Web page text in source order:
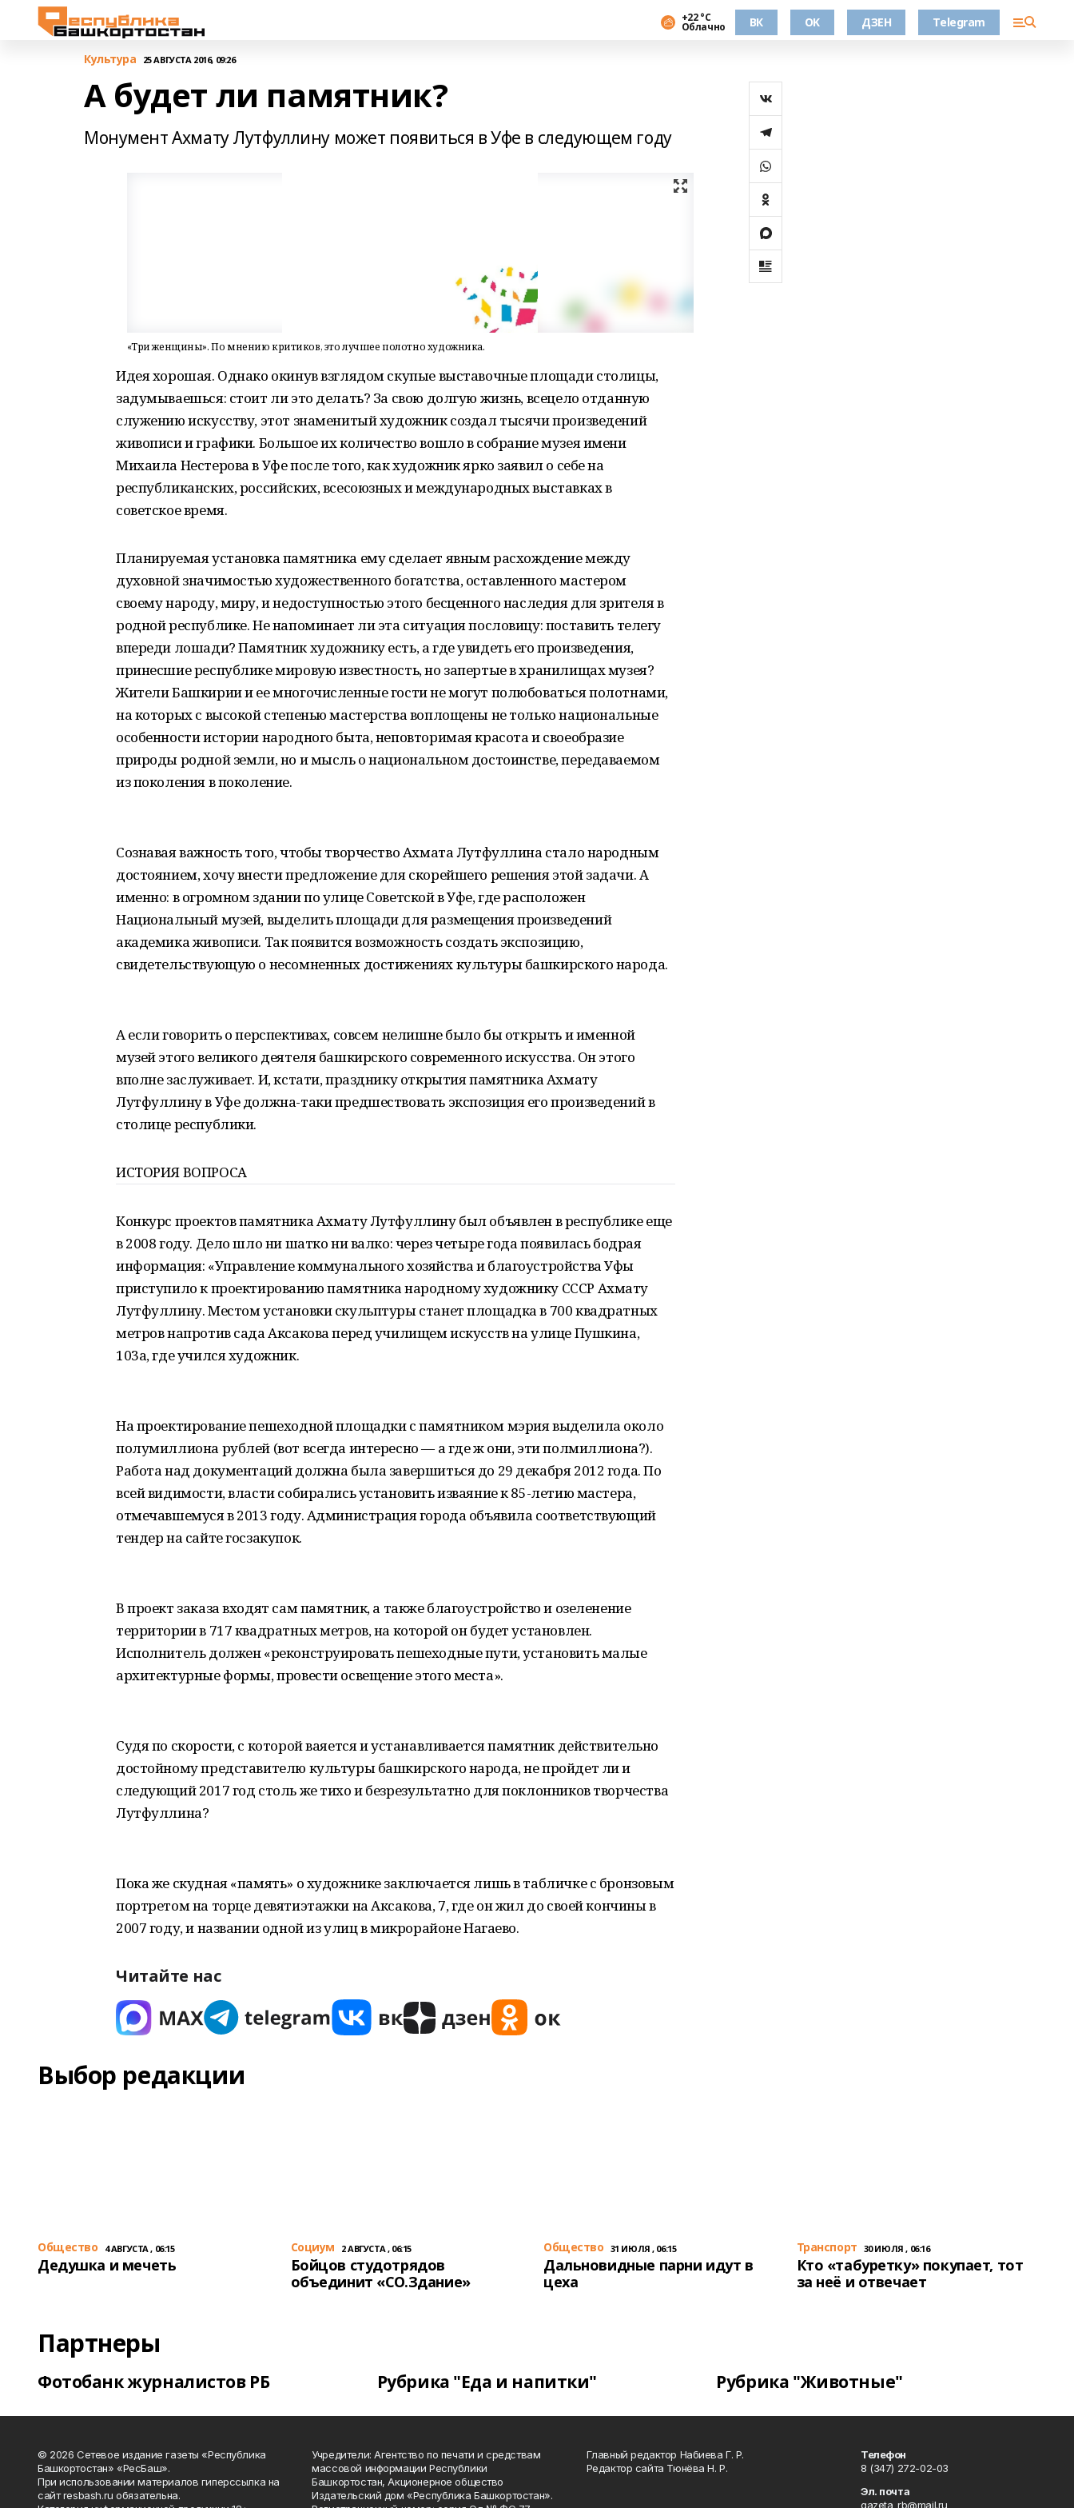
+22 °С
Облачно ВК OK ДЗЕН Telegram
Культура 25 АВГУСТА 2016, 09:26
А будет ли памятник?
Монумент Ахмату Лутфуллину может появиться в Уфе в следующем году
«Три женщины». По мнению критиков, это лучшее полотно художника.
Идея хорошая. Однако окинув взглядом скупые выставочные площади столицы,
задумываешься: стоит ли это делать? За свою долгую жизнь, всецело отданную
служению искусству, этот знаменитый художник создал тысячи произведений
живописи и графики. Большое их количество вошло в собрание музея имени
Михаила Нестерова в Уфе после того, как художник ярко заявил о себе на
республиканских, российских, всесоюзных и международных выставках в
советское время.
Планируемая установка памятника ему сделает явным расхождение между
духовной значимостью художественного богатства, оставленного мастером
своему народу, миру, и недоступностью этого бесценного наследия для зрителя в
родной республике. Не напоминает ли эта ситуация пословицу: поставить телегу
впереди лошади? Памятник художнику есть, а где увидеть его произведения,
принесшие республике мировую известность, но запертые в хранилищах музея?
Жители Башкирии и ее многочисленные гости не могут полюбоваться полотнами,
на которых с высокой степенью мастерства воплощены не только национальные
особенности истории народного быта, неповторимая красота и своеобразие
природы родной земли, но и мысль о национальном достоинстве, передаваемом
из поколения в поколение.
Сознавая важность того, чтобы творчество Ахмата Лутфуллина стало народным
достоянием, хочу внести предложение для скорейшего решения этой задачи. А
именно: в огромном здании по улице Советской в Уфе, где расположен
Национальный музей, выделить площади для размещения произведений
академика живописи. Так появится возможность создать экспозицию,
свидетельствующую о несомненных достижениях культуры башкирского народа.
А если говорить о перспективах, совсем нелишне было бы открыть и именной
музей этого великого деятеля башкирского современного искусства. Он этого
вполне заслуживает. И, кстати, празднику открытия памятника Ахмату
Лутфуллину в Уфе должна-таки предшествовать экспозиция его произведений в
столице республики.
ИСТОРИЯ ВОПРОСА
Конкурс проектов памятника Ахмату Лутфуллину был объявлен в республике еще
в 2008 году. Дело шло ни шатко ни валко: через четыре года появилась бодрая
информация: «Управление коммунального хозяйства и благоустройства Уфы
приступило к проектированию памятника народному художнику СССР Ахмату
Лутфуллину. Местом установки скульптуры станет площадка в 700 квадратных
метров напротив сада Аксакова перед училищем искусств на улице Пушкина,
103а, где учился художник.
На проектирование пешеходной площадки с памятником мэрия выделила около
полумиллиона рублей (вот всегда интересно — а где ж они, эти полмиллиона?).
Работа над документаций должна была завершиться до 29 декабря 2012 года. По
всей видимости, власти собирались установить изваяние к 85-летию мастера,
отмечавшемуся в 2013 году. Администрация города объявила соответствующий
тендер на сайте госзакупок.
В проект заказа входят сам памятник, а также благоустройство и озеленение
территории в 717 квадратных метров, на которой он будет установлен.
Исполнитель должен «реконструировать пешеходные пути, установить малые
архитектурные формы, провести освещение этого места».
Судя по скорости, с которой ваяется и устанавливается памятник действительно
достойному представителю культуры башкирского народа, не пройдет ли и
следующий 2017 год столь же тихо и безрезультатно для поклонников творчества
Лутфуллина?
Пока же скудная «память» о художнике заключается лишь в табличке с бронзовым
портретом на торце девятиэтажки на Аксакова, 7, где он жил до своей кончины в
2007 году, и названии одной из улиц в микрорайоне Нагаево.
Читайте нас
Выбор редакции
Общество 4 АВГУСТА , 06:15
Дедушка и мечеть
Cоциум 2 АВГУСТА , 06:15
Бойцов студотрядов
объединит «СО.Здание»
Общество 31 ИЮЛЯ , 06:15
Дальновидные парни идут в
цеха
Транспорт 30 ИЮЛЯ , 06:16
Кто «табуретку» покупает, тот
за неё и отвечает
Партнеры
Фотобанк журналистов РБ Рубрика "Еда и напитки" Рубрика "Животные"
© 2026 Сетевое издание газеты «Республика
Башкортостан» «РесБаш».
При использовании материалов гиперссылка на
сайт resbash.ru обязательна.
Учредители: Агентство по печати и средствам
массовой информации Республики
Башкортостан, Акционерное общество
Издательский дом «Республика Башкортостан».
Главный редактор Набиева Г. Р.
Редактор сайта Тюнёва Н. Р.
Телефон
8 (347) 272-02-03
Эл. почта
gazeta_rb@mail.ru